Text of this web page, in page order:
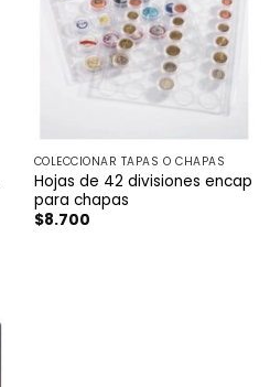
COLECCIONAR TAPAS O CHAPAS
Hojas de 42 divisiones encap
para chapas
$8.700